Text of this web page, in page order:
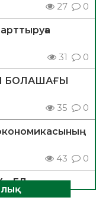
27 0
31 0
БОЛАШАҒЫ
35 0
43 0
– ЕЛ